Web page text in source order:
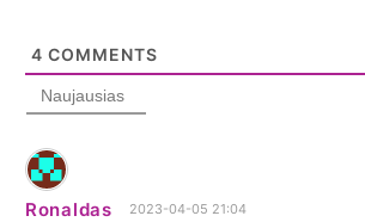
4 COMMENTS
Naujausias
Ronaldas 2023-04-05 21:04